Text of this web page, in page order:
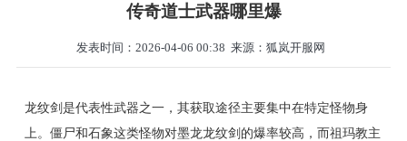
传奇道士武器哪里爆
发表时间：2026-04-06 00:38 来源：狐岚开服网
龙纹剑是代表性武器之一，其获取途径主要集中在特定怪物身
上。僵尸和石象这类怪物对墨龙龙纹剑的爆率较高，而祖玛教主